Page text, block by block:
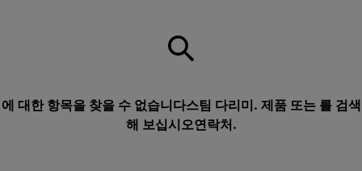
에 대한 항목을 찾을 수 없습니다스팀 다리미. 제품 또는 를 검색
해 보십시오연락처 .